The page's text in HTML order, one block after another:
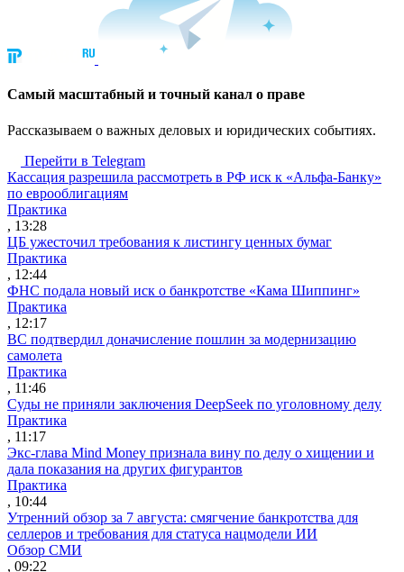
Cамый масштабный и точный канал о праве
Рассказываем о важных деловых и юридических событиях.
Перейти в Telegram
Кассация разрешила рассмотреть в РФ иск к «Альфа-Банку»
по еврооблигациям
Практика
, 13:28
ЦБ ужесточил требования к листингу ценных бумаг
Практика
, 12:44
ФНС подала новый иск о банкротстве «Кама Шиппинг»
Практика
, 12:17
ВС подтвердил доначисление пошлин за модернизацию
самолета
Практика
, 11:46
Суды не приняли заключения DeepSeek по уголовному делу
Практика
, 11:17
Экс-глава Mind Money признала вину по делу о хищении и
дала показания на других фигурантов
Практика
, 10:44
Утренний обзор за 7 августа: смягчение банкротства для
селлеров и требования для статуса нацмодели ИИ
Обзор СМИ
, 09:22